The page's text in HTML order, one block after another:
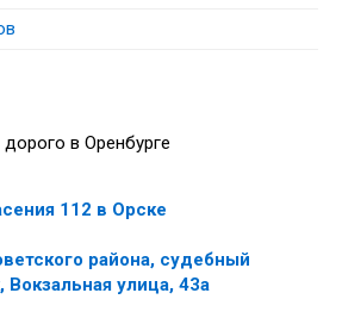
112 в Орске
района, судебный
улица, 43а